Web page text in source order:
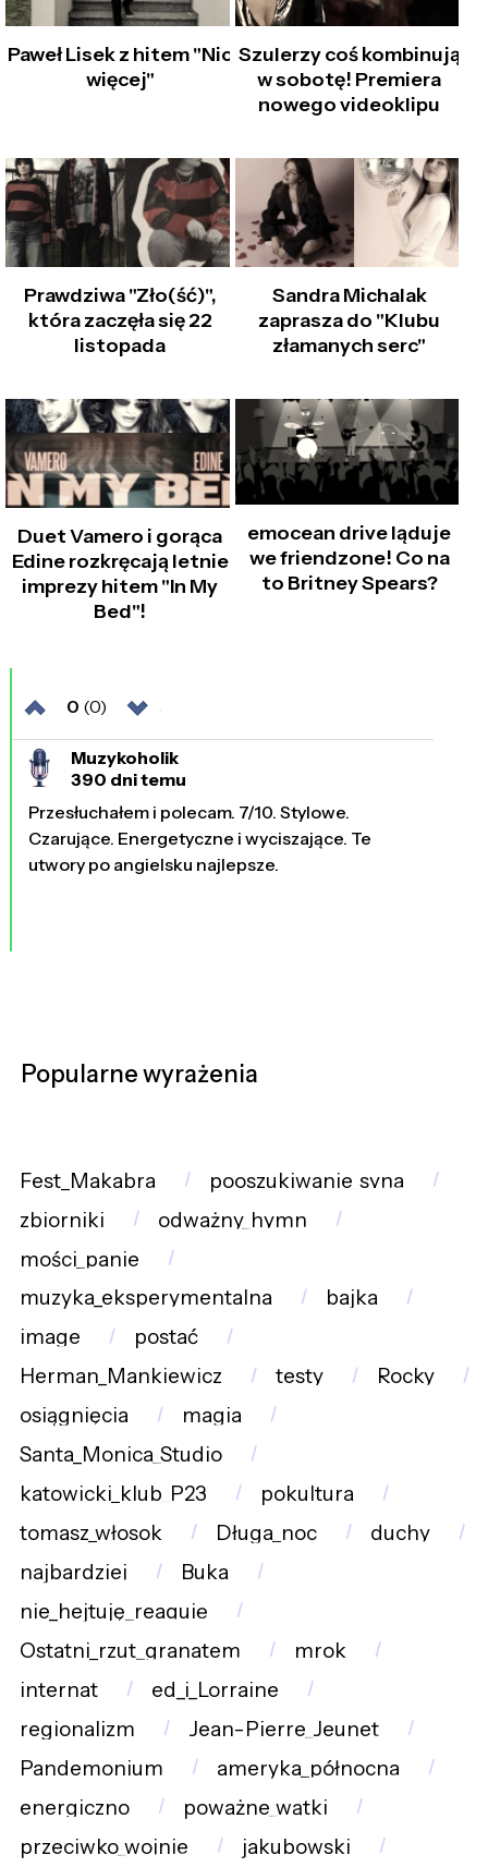
Paweł Lisek z hitem "Nic
więcej"
Szulerzy coś kombinują
w sobotę! Premiera
nowego videoklipu
Prawdziwa "Zło(ść)",
która zaczęła się 22
listopada
Sandra Michalak
zaprasza do "Klubu
złamanych serc"
Duet Vamero i gorąca
Edine rozkręcają letnie
imprezy hitem "In My
Bed"!
emocean drive ląduje
we friendzone! Co na
to Britney Spears?
0 (0)
Muzykoholik
390 dni temu
Przesłuchałem i polecam. 7/10. Stylowe.
Czarujące. Energetyczne i wyciszające. Te
utwory po angielsku najlepsze.
Popularne wyrażenia
Fest_Makabra
pooszukiwanie_syna
zbiorniki
odważny_hymn
mości_panie
muzyka_eksperymentalna
bajka
image
postać
Herman_Mankiewicz
testy
Rocky
osiągnięcia
magia
Santa_Monica_Studio
katowicki_klub_P23
pokultura
tomasz_włosok
Długa_noc
duchy
najbardziej
Buka
nie_hejtuję_reaguję
Ostatni_rzut_granatem
mrok
internat
ed_i_Lorraine
regionalizm
Jean-Pierre_Jeunet
Pandemonium
ameryka_północna
energiczno
poważne_wątki
przeciwko_wojnie
jakubowski